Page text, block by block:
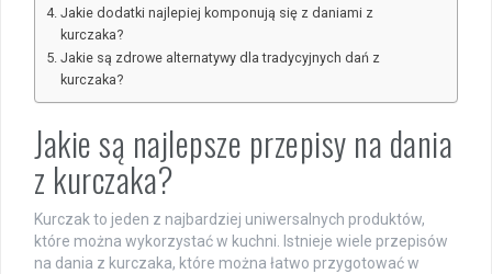
Jakie dodatki najlepiej komponują się z daniami z
kurczaka?
Jakie są zdrowe alternatywy dla tradycyjnych dań z
kurczaka?
Jakie są najlepsze przepisy na dania
z kurczaka?
Kurczak to jeden z najbardziej uniwersalnych produktów,
które można wykorzystać w kuchni. Istnieje wiele przepisów
na dania z kurczaka, które można łatwo przygotować w